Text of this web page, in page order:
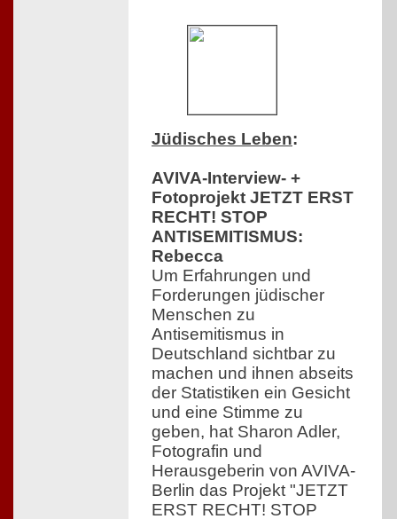
Jüdisches Leben:
AVIVA-Interview- +
Fotoprojekt JETZT ERST
RECHT! STOP
ANTISEMITISMUS:
Rebecca
Um Erfahrungen und
Forderungen jüdischer
Menschen zu
Antisemitismus in
Deutschland sichtbar zu
machen und ihnen abseits
der Statistiken ein Gesicht
und eine Stimme zu
geben, hat Sharon Adler,
Fotografin und
Herausgeberin von AVIVA-
Berlin das Projekt "JETZT
ERST RECHT! STOP